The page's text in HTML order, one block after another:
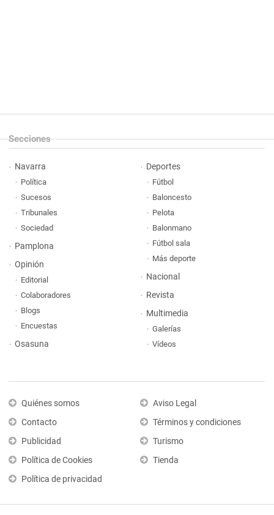
Secciones
Navarra
Política
Sucesos
Tribunales
Sociedad
Pamplona
Opinión
Editorial
Colaboradores
Blogs
Encuestas
Osasuna
Deportes
Fútbol
Baloncesto
Pelota
Balonmano
Fútbol sala
Más deporte
Nacional
Revista
Multimedia
Galerías
Vídeos
Quiénes somos
Contacto
Publicidad
Política de Cookies
Política de privacidad
Aviso Legal
Términos y condiciones
Turismo
Tienda